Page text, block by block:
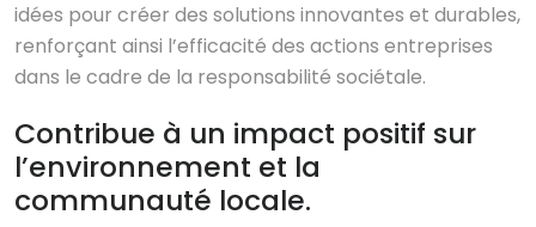
idées pour créer des solutions innovantes et durables,
renforçant ainsi l’efficacité des actions entreprises
dans le cadre de la responsabilité sociétale.
Contribue à un impact positif sur
l’environnement et la
communauté locale.